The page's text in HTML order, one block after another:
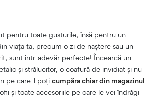
pentru toate gusturile, însă pentru un
viața ta, precum o zi de naștere sau un
sunt într-adevăr perfecte! Încearcă un
și strălucitor, o coafură de invidiat și nu
pe care-l poți cumpăra chiar din magazinul
și toate accesoriile pe care le vei îndrăgi